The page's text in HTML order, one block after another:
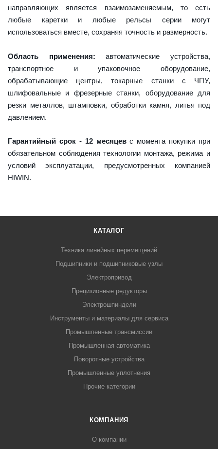
направляющих является взаимозаменяемым, то есть
любые каретки и любые рельсы серии могут
использоваться вместе, сохраняя точность и размерность.
Область применения: автоматические устройства,
транспортное и упаковочное оборудование,
обрабатывающие центры, токарные станки с ЧПУ,
шлифовальные и фрезерные станки, оборудование для
резки металлов, штамповки, обработки камня, литья под
давлением.
Гарантийный срок - 12 месяцевс момента покупки при
обязательном соблюдения технологии монтажа, режима и
условий эксплуатации, предусмотренных компанией
HIWIN.
КАТАЛОГ
Техника линейных перемещений
Подшипники и подшипниковые узлы
Электропривод
Прецизионные редукторы
Электрошпиндели
Инструменты и материалы для сервиса
Промышленные трансмиссии
Промышленная автоматика
Поворотные устройства
Промышленные уплотнения
Прочие категории
КОМПАНИЯ
О компании